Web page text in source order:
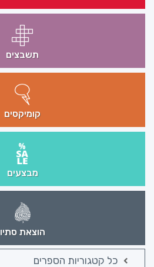
תשבצים
קומיקסים
מבצעים
הוצאת סתיו
כל קטגוריות הספרים